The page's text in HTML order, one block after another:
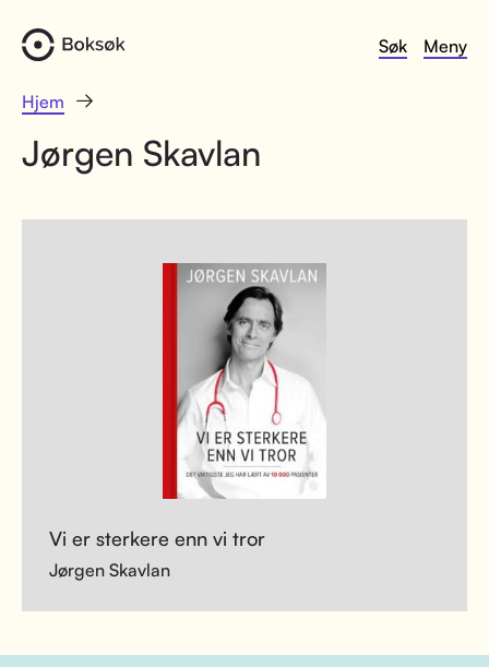
Søk Meny
Hjem
Jørgen Skavlan
Vi er sterkere enn vi tror
Jørgen Skavlan